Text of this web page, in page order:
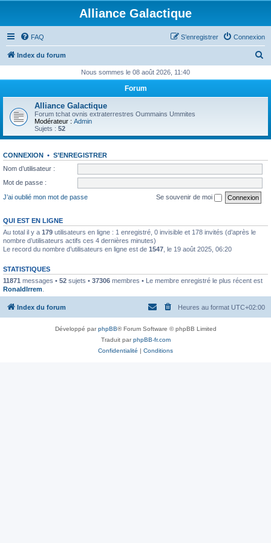
Alliance Galactique
FAQ Connexion
S’enregistrer
Index du forum
h
c
Nous sommes le 08 août 2026, 11:40
Forum
Alliance Galactique
Forum tchat ovnis extraterrestres Oummains Ummites
Modérateur : Admin
Sujets : 52
CONNEXION • S’ENREGISTRER
Nom d’utilisateur :
Mot de passe :
J’ai oublié mon mot de passe
Se souvenir de moi
QUI EST EN LIGNE
Au total il y a 179 utilisateurs en ligne : 1 enregistré, 0 invisible et 178 invités (d’après le
nombre d’utilisateurs actifs ces 4 dernières minutes)
Le record du nombre d’utilisateurs en ligne est de 1547 , le 19 août 2025, 06:20
STATISTIQUES
11871 messages • 52 sujets • 37306 membres • Le membre enregistré le plus récent est
RonaldIrrem
Index du forum Heures au format UTC+02:00
Développé parphpBB® Forum Software © phpBB Limited
Traduit parphpBB-fr.com
Confidentialité | Conditions